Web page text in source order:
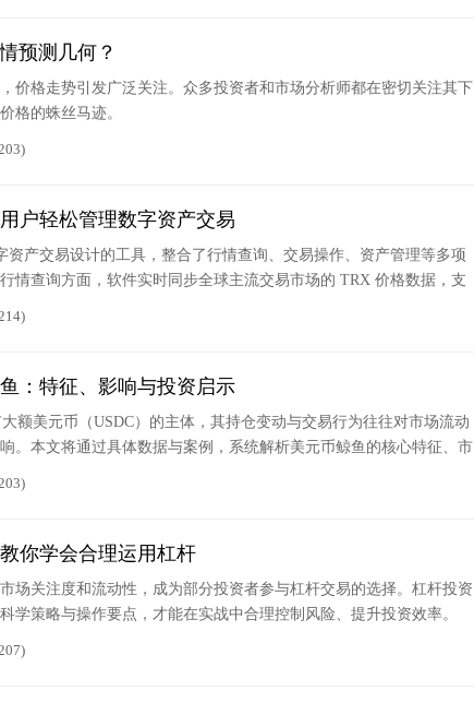
预测几何？
价格走势引发广泛关注。众多投资者和市场分析师都在密切关注其下
格的蛛丝马迹。
户轻松管理数字资产交易
产交易设计的工具，整合了行情查询、交易操作、资产管理等多项
情查询方面，软件实时同步全球主流交易市场的 TRX 价格数据，支
期查看 K 线图，同时提供成交量、涨跌幅、振幅等关键指标，帮助用
：特征、影响与投资启示
额美元币（USDC）的主体，其持仓变动与交易行为往往对市场流动
。本文将通过具体数据与案例，系统解析美元币鲸鱼的核心特征、市
你学会合理运用杠杆
场关注度和流动性，成为部分投资者参与杠杆交易的选择。杠杆投资
学策略与操作要点，才能在实战中合理控制风险、提升投资效率。